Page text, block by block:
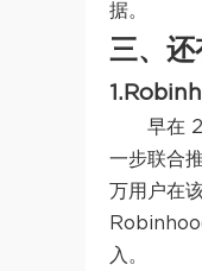
据。
三、还
早在
一步联合
万用户在
入。